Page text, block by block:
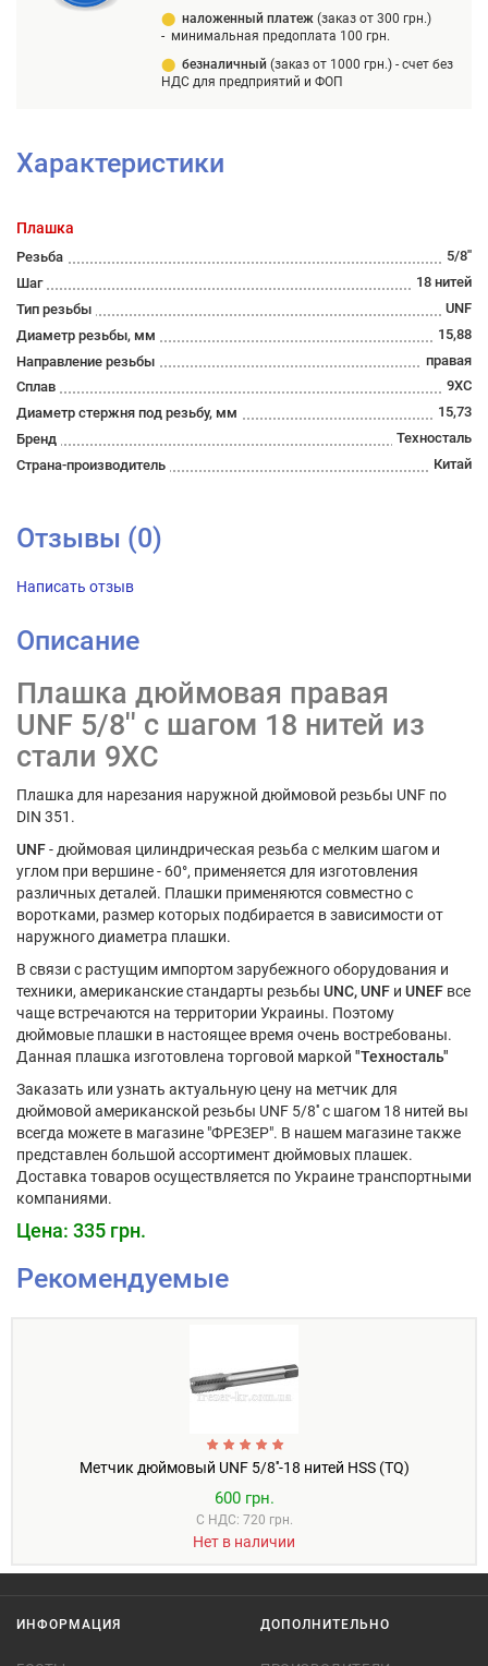
⬤ наложенный платеж (заказ от 300 грн.)
- минимальная предоплата 100 грн.
⬤ безналичный (заказ от 1000 грн.) - счет без
НДС для предприятий и ФОП
Характеристики
Плашка
Резьба
5/8''
Шаг
18 нитей
Тип резьбы
UNF
Диаметр резьбы, мм
15,88
Направление резьбы
правая
Сплав
9ХС
Диаметр стержня под резьбу, мм
15,73
Бренд
Техносталь
Страна-производитель
Китай
Отзывы (0)
Написать отзыв
Описание
Плашка дюймовая правая
UNF 5/8'' с шагом 18 нитей из
стали 9ХС
Плашка для нарезания наружной дюймовой резьбы UNF по
DIN 351.
UNF- дюймовая цилиндрическая резьба с мелким шагом и
углом при вершине - 60°, применяется для изготовления
различных деталей. Плашки применяются совместно с
воротками, размер которых подбирается в зависимости от
наружного диаметра плашки.
В связи с растущим импортом зарубежного оборудования и
техники, американские стандарты резьбы UNC,UNF и UNEF все
чаще встречаются на территории Украины. Поэтому
дюймовые плашки в настоящее время очень востребованы.
Данная плашка изготовлена торговой маркой "Техносталь"
Заказать или узнать актуальную цену на метчик для
дюймовой американской резьбы UNF 5/8'' с шагом 18 нитей вы
всегда можете в магазине "ФРЕЗЕР". В нашем магазине также
представлен большой ассортимент дюймовых плашек.
Доставка товаров осуществляется по Украине транспортными
компаниями.
Цена: 335 грн.
Рекомендуемые
Метчик дюймовый UNF 5/8''-18 нитей HSS (TQ)
600 грн.
С НДС: 720 грн.
Нет в наличии
ИНФОРМАЦИЯ ДОПОЛНИТЕЛЬНО